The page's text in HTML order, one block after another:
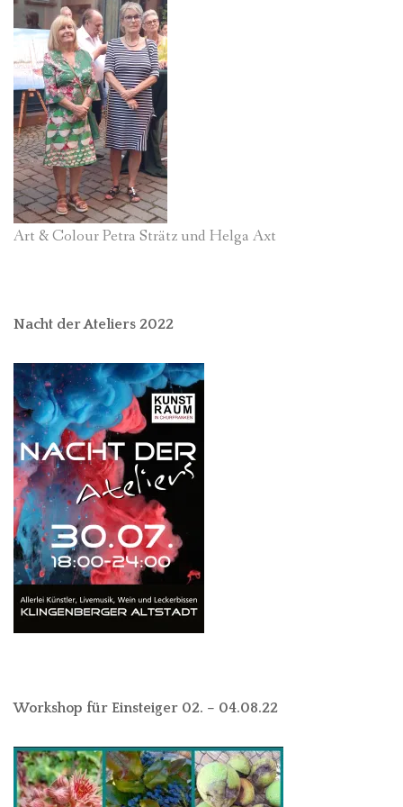
Art & Colour Petra Strätz und Helga Axt
Nacht der Ateliers 2022
Workshop für Einsteiger 02. – 04.08.22